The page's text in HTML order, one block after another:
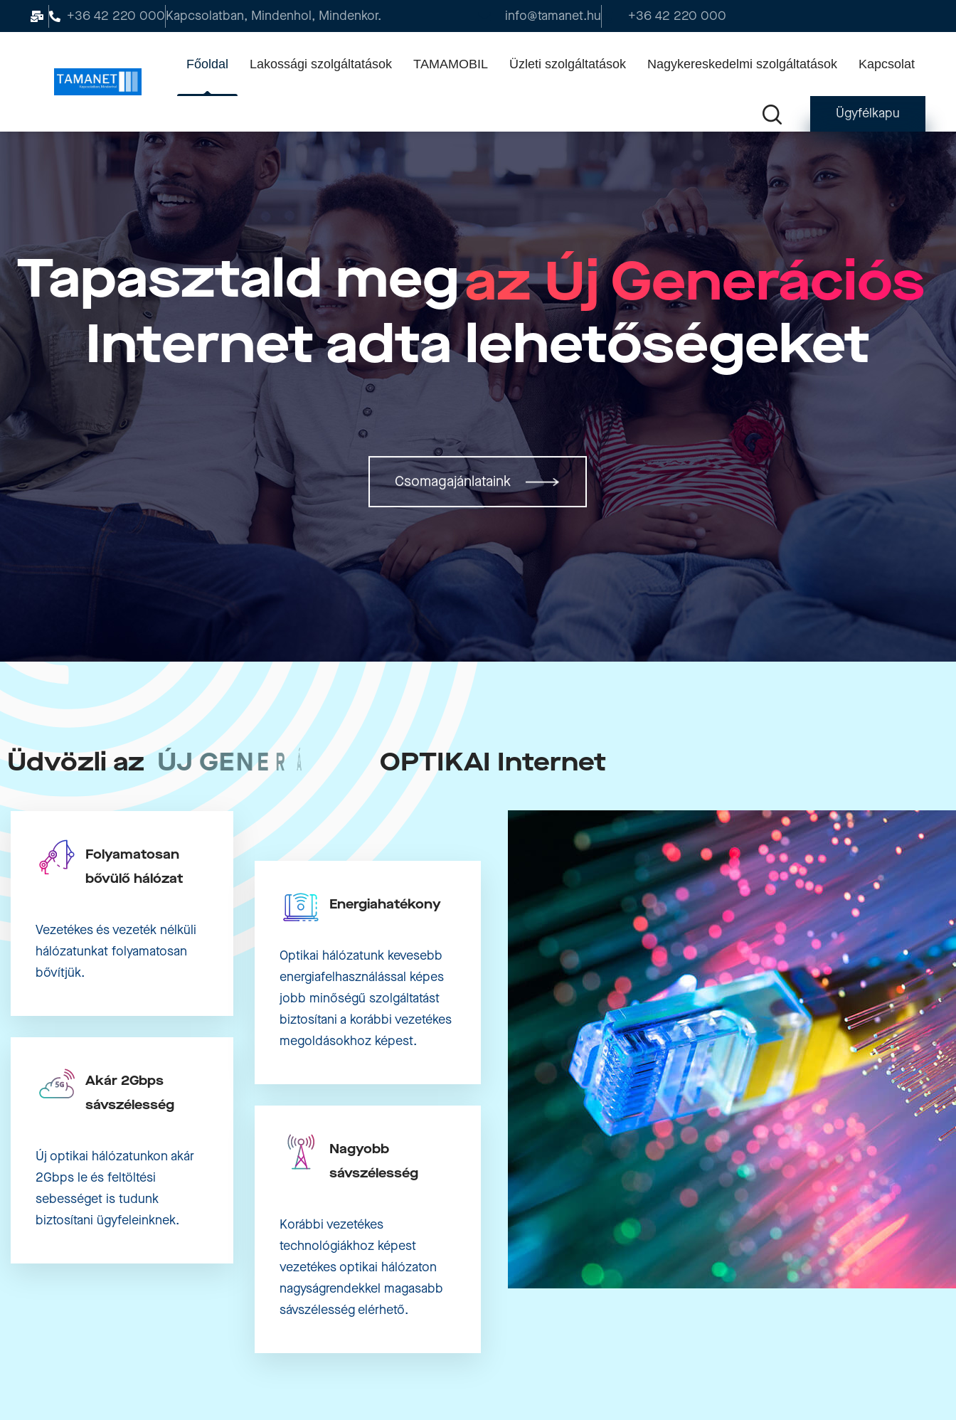
+36 42 220 000Kapcsolatban, Mindenhol, Mindenkor. info@tamanet.hu +36 42 220 000
Főoldal Lakossági szolgáltatások TAMAMOBIL Üzleti szolgáltatások Nagykereskedelmi szolgáltatások Kapcsolat
Ügyfélkapu
Csomagajánlataink
Internet adta lehetőségeket
az Új Generációs
Tapasztald meg
Üdvözli az ÚJ GENE RÁ C IÓ S OPTIKAI Internet
Folyamatosan
bővülő hálózat
Vezetékes és vezeték nélküli
hálózatunkat folyamatosan
bővítjük.
Akár 2Gbps
sávszélesség
Új optikai hálózatunkon akár
2Gbps le és feltöltési
sebességet is tudunk
biztosítani ügyfeleinknek.
Energiahatékony
Optikai hálózatunk kevesebb
energiafelhasználással képes
jobb minőségű szolgáltatást
biztosítani a korábbi vezetékes
megoldásokhoz képest.
Nagyobb
sávszélesség
Korábbi vezetékes
technológiákhoz képest
vezetékes optikai hálózaton
nagyságrendekkel magasabb
sávszélesség elérhető.